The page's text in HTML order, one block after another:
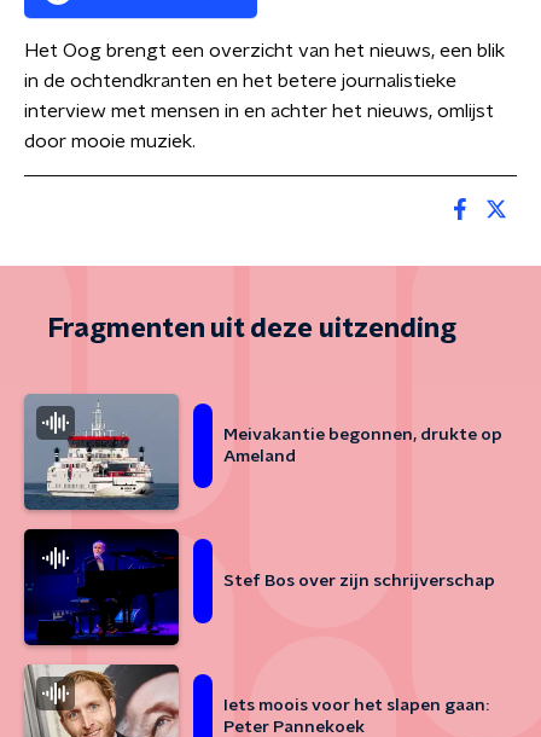
Het Oog brengt een overzicht van het nieuws, een blik
in de ochtendkranten en het betere journalistieke
interview met mensen in en achter het nieuws, omlijst
door mooie muziek.
Fragmenten uit deze uitzending
Meivakantie begonnen, drukte op
Ameland
Stef Bos over zijn schrijverschap
Iets moois voor het slapen gaan:
Peter Pannekoek